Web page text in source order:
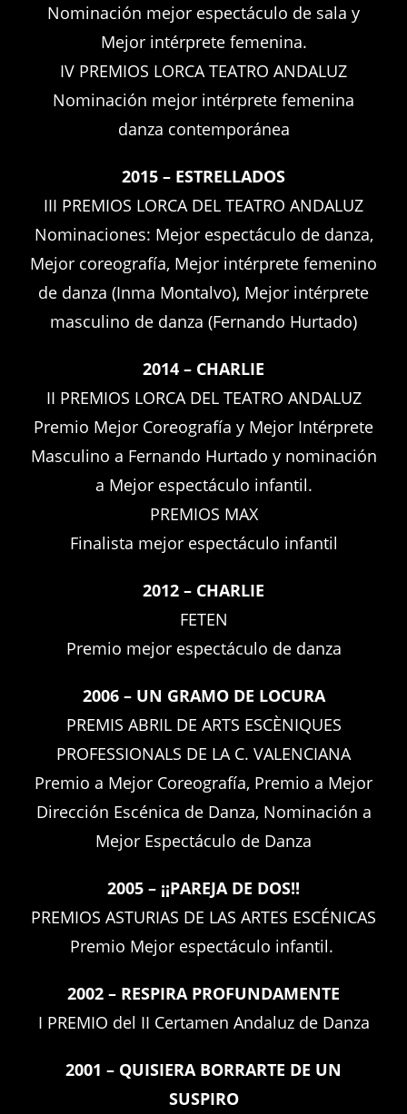
Nominación mejor espectáculo de sala y
Mejor intérprete femenina.
IV PREMIOS LORCA TEATRO ANDALUZ
Nominación mejor intérprete femenina
danza contemporánea
2015 – ESTRELLADOS
III PREMIOS LORCA DEL TEATRO ANDALUZ
Nominaciones: Mejor espectáculo de danza,
Mejor coreografía, Mejor intérprete femenino
de danza (Inma Montalvo), Mejor intérprete
masculino de danza (Fernando Hurtado)
2014 – CHARLIE
II PREMIOS LORCA DEL TEATRO ANDALUZ
Premio Mejor Coreografía y Mejor Intérprete
Masculino a Fernando Hurtado y nominación
a Mejor espectáculo infantil.
PREMIOS MAX
Finalista mejor espectáculo infantil
2012 – CHARLIE
FETEN
Premio mejor espectáculo de danza
2006 – UN GRAMO DE LOCURA
PREMIS ABRIL DE ARTS ESCÈNIQUES
PROFESSIONALS DE LA C. VALENCIANA
Premio a Mejor Coreografía, Premio a Mejor
Dirección Escénica de Danza, Nominación a
Mejor Espectáculo de Danza
2005 – ¡¡PAREJA DE DOS!!
PREMIOS ASTURIAS DE LAS ARTES ESCÉNICAS
Premio Mejor espectáculo infantil.
2002 – RESPIRA PROFUNDAMENTE
I PREMIO del II Certamen Andaluz de Danza
2001 – QUISIERA BORRARTE DE UN
SUSPIRO